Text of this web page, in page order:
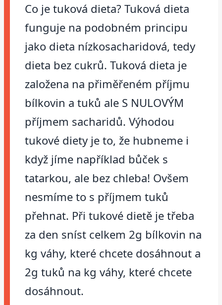
Co je tuková dieta? Tuková dieta
funguje na podobném principu
jako dieta nízkosacharidová, tedy
dieta bez cukrů. Tuková dieta je
založena na přiměřeném příjmu
bílkovin a tuků ale S NULOVÝM
příjmem sacharidů. Výhodou
tukové diety je to, že hubneme i
když jíme například bůček s
tatarkou, ale bez chleba! Ovšem
nesmíme to s příjmem tuků
přehnat. Při tukové dietě je třeba
za den sníst celkem 2g bílkovin na
kg váhy, které chcete dosáhnout a
2g tuků na kg váhy, které chcete
dosáhnout.